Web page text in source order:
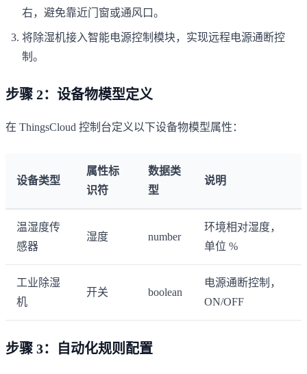
右，避免靠近门窗或通风口。
将除湿机接入智能电源控制模块，实现远程电源通断控
制。
步骤 2：设备物模型定义
在 ThingsCloud 控制台定义以下设备物模型属性：
设备类型
属性标
识符
数据类
型
说明
温湿度传
感器
湿度 number
环境相对湿度，
单位 %
工业除湿
机
开关 boolean
电源通断控制，
ON/OFF
步骤 3：自动化规则配置